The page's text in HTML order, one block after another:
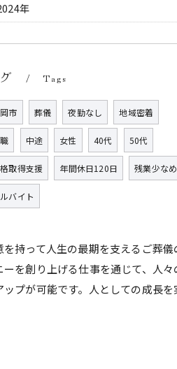
年
Tags
市 葬儀 夜勤なし 地域密着
中途 女性 40代 50代
取得支援 年間休日120日 残業少なめ
バイト
を持って人生の最期を支えるご葬
ーを創り上げる仕事を通じて、人
ップが可能です。人としての成長